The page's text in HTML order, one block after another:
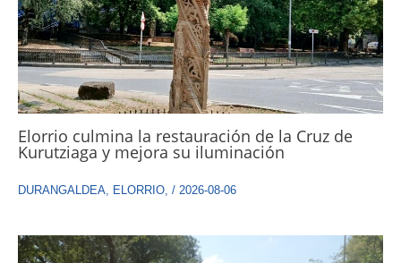
Elorrio culmina la restauración de la Cruz de
Kurutziaga y mejora su iluminación
DURANGALDEA ELORRIO / 2026-08-06